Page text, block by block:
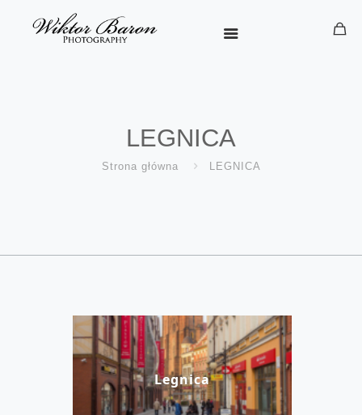
LEGNICA
Strona główna LEGNICA
Legnica